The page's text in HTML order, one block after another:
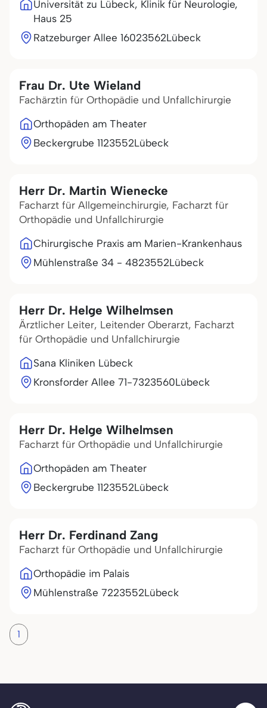
Universität zu Lübeck, Klinik für Neurologie,
Haus 25
Ratzeburger Allee 16023562Lübeck
Frau Dr. Ute Wieland
Fachärztin für Orthopädie und Unfallchirurgie
Orthopäden am Theater
Beckergrube 1123552Lübeck
Herr Dr. Martin Wienecke
Facharzt für Allgemeinchirurgie, Facharzt für
Orthopädie und Unfallchirurgie
Chirurgische Praxis am Marien-Krankenhaus
Mühlenstraße 34 - 4823552Lübeck
Herr Dr. Helge Wilhelmsen
Ärztlicher Leiter, Leitender Oberarzt, Facharzt
für Orthopädie und Unfallchirurgie
Sana Kliniken Lübeck
Kronsforder Allee 71-7323560Lübeck
Herr Dr. Helge Wilhelmsen
Facharzt für Orthopädie und Unfallchirurgie
Orthopäden am Theater
Beckergrube 1123552Lübeck
Herr Dr. Ferdinand Zang
Facharzt für Orthopädie und Unfallchirurgie
Orthopädie im Palais
Mühlenstraße 7223552Lübeck
1